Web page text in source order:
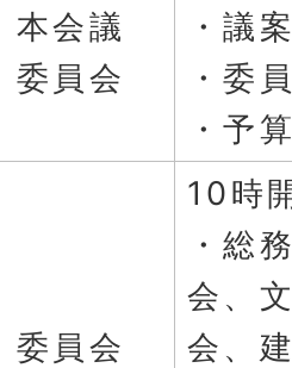
本会議
委員会
・議
・委
・予
委員会
10時
・総
会、
会、